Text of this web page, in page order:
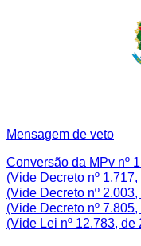
Mensagem de veto
Conversão da MPv nº
(Vide Decreto nº
(Vide Decreto nº
(Vide Decreto nº
(Vide Lei nº 12.783, de